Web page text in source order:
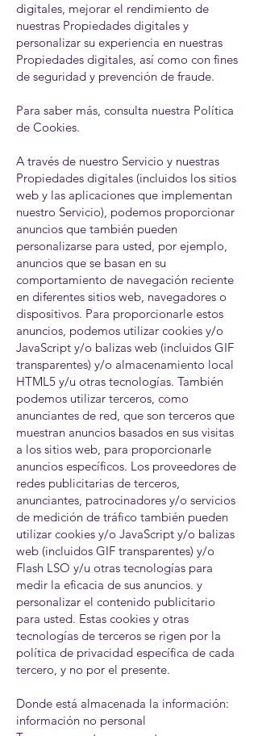
digitales, mejorar el rendimiento de
nuestras Propiedades digitales y
personalizar su experiencia en nuestras
Propiedades digitales, así como con fines
de seguridad y prevención de fraude.
Para saber más, consulta nuestra Política
de Cookies.
A través de nuestro Servicio y nuestras
Propiedades digitales (incluidos los sitios
web y las aplicaciones que implementan
nuestro Servicio), podemos proporcionar
anuncios que también pueden
personalizarse para usted, por ejemplo,
anuncios que se basan en su
comportamiento de navegación reciente
en diferentes sitios web, navegadores o
dispositivos. Para proporcionarle estos
anuncios, podemos utilizar cookies y/o
JavaScript y/o balizas web (incluidos GIF
transparentes) y/o almacenamiento local
HTML5 y/u otras tecnologías. También
podemos utilizar terceros, como
anunciantes de red, que son terceros que
muestran anuncios basados ​​en sus visitas
a los sitios web, para proporcionarle
anuncios específicos. Los proveedores de
redes publicitarias de terceros,
anunciantes, patrocinadores y/o servicios
de medición de tráfico también pueden
utilizar cookies y/o JavaScript y/o balizas
web (incluidos GIF transparentes) y/o
Flash LSO y/u otras tecnologías para
medir la eficacia de sus anuncios. y
personalizar el contenido publicitario
para usted. Estas cookies y otras
tecnologías de terceros se rigen por la
política de privacidad específica de cada
tercero, y no por el presente.
Donde está almacenada la información:
información no personal